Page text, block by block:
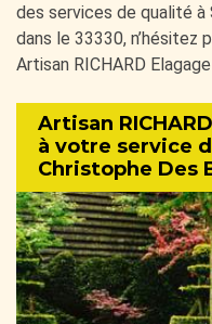
des services de qualité à
dans le 33330, n’hésitez
Artisan RICHARD
Artisan
à votre service
Christophe Des